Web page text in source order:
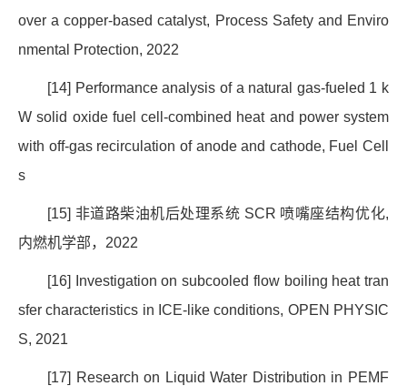
over a copper-based catalyst, Process Safety and Enviro
nmental Protection, 2022
[14] Performance analysis of a natural gas-fueled 1 k
W solid oxide fuel cell-combined heat and power system
with off-gas recirculation of anode and cathode, Fuel Cell
s
[15] 非道路柴油机后处理系统 SCR 喷嘴座结构优化,
内燃机学部， 2022
[16] Investigation on subcooled flow boiling heat tran
sfer characteristics in ICE-like conditions, OPEN PHYSIC
S, 2021
[17] Research on Liquid Water Distribution in PEMF